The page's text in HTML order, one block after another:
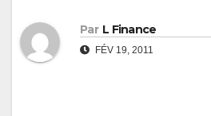
Par L Finance
FÉV 19, 2011